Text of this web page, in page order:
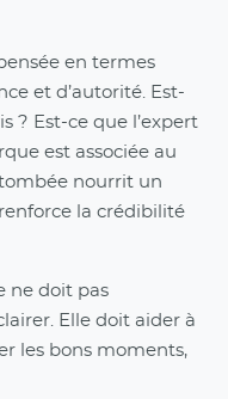
en termes
et d’autorité. Est-
? Est-ce que l’expert
est associée au
nourrit un
la crédibilité
ne doit pas
Elle doit aider à
les bons moments,